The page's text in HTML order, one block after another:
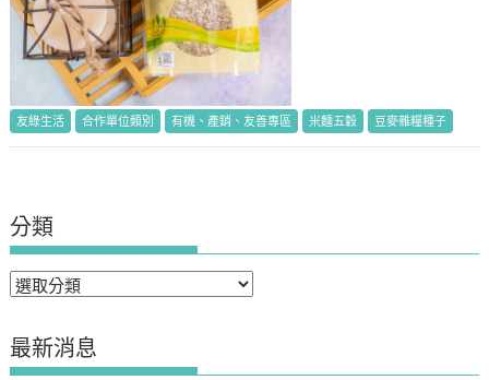
友綠生活 合作單位類別 有機、產銷、友善專區 米麵五穀 豆麥雜糧種子
分類
分
最新消息